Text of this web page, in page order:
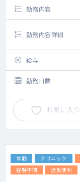
勤務内容
勤務内容詳細
給与
勤務日数
お気に入り
常勤 クリニック
経験不問
通勤便利